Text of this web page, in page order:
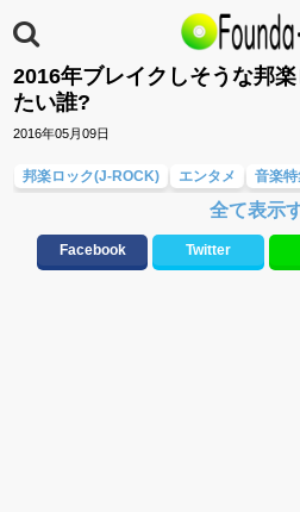
2016年ブレイクしそうな邦
たい誰?
2016年05月09日
邦楽ロック(J-ROCK) エンタメ 音楽
BLUE ENCOUNT
テンション上がる
盛り上がる
全て表示
Facebook Twitter